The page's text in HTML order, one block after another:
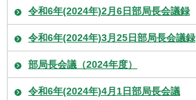
令和6年(2024年)2月6日部局長会議録
令和6年(2024年)3月25日部局長会議録
部局長会議（2024年度）
令和6年(2024年)4月1日部局長会議